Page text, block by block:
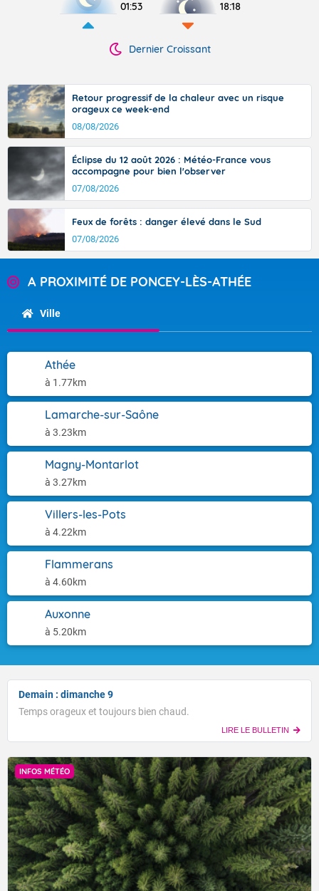
01:53 18:18
Dernier Croissant
Retour progressif de la chaleur avec un risque
orageux ce week-end
08/08/2026
Éclipse du 12 août 2026 : Météo-France vous
accompagne pour bien l'observer
07/08/2026
Feux de forêts : danger élevé dans le Sud
07/08/2026
A PROXIMITÉ DE PONCEY-LÈS-ATHÉE
Ville
Athée
à 1.77km
Lamarche-sur-Saône
à 3.23km
Magny-Montarlot
à 3.27km
Villers-les-Pots
à 4.22km
Flammerans
à 4.60km
Auxonne
à 5.20km
Demain : dimanche 9
Temps orageux et toujours bien chaud.
LIRE LE BULLETIN
INFOS MÉTÉO